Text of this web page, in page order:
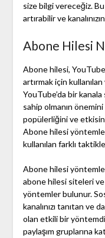
size bilgi vereceğiz.
artırabilir ve
Abone Hilesi
Abone hilesi, YouTube
artırmak için
YouTube’da bir
sahip olmanın önemini
popülerliğini ve
Abone hilesi
kullanılan farklı
Abone hilesi
abone hilesi siteleri
yöntemler bulunur.
kanalınızı tanıtan ve
olan etkili bir
paylaşım gruplarına